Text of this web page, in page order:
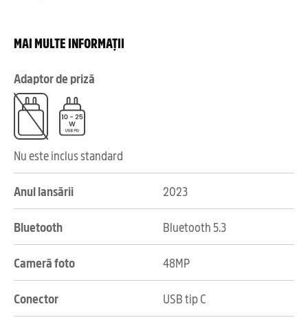
MAI MULTE INFORMAȚII
Adaptor de priză
Nu este inclus standard
Anul lansării 2023
Bluetooth Bluetooth 5.3
Cameră foto 48MP
Conector USB tip C